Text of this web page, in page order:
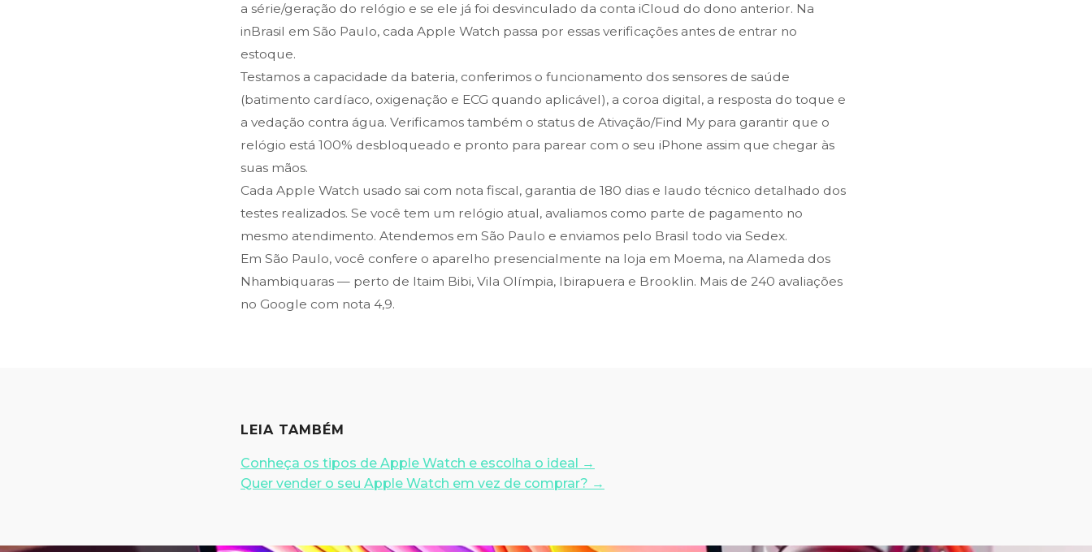
a série/geração do relógio e se ele já foi desvinculado da conta iCloud do dono anterior. Na
inBrasil em São Paulo, cada Apple Watch passa por essas verificações antes de entrar no
estoque.
Testamos a capacidade da bateria, conferimos o funcionamento dos sensores de saúde
(batimento cardíaco, oxigenação e ECG quando aplicável), a coroa digital, a resposta do toque e
a vedação contra água. Verificamos também o status de Ativação/Find My para garantir que o
relógio está 100% desbloqueado e pronto para parear com o seu iPhone assim que chegar às
suas mãos.
Cada Apple Watch usado sai com nota fiscal, garantia de 180 dias e laudo técnico detalhado dos
testes realizados. Se você tem um relógio atual, avaliamos como parte de pagamento no
mesmo atendimento. Atendemos em São Paulo e enviamos pelo Brasil todo via Sedex.
Em São Paulo, você confere o aparelho presencialmente na loja em Moema, na Alameda dos
Nhambiquaras — perto de Itaim Bibi, Vila Olímpia, Ibirapuera e Brooklin. Mais de 240 avaliações
no Google com nota 4,9.
LEIA TAMBÉM
Conheça os tipos de Apple Watch e escolha o ideal
→
Quer vender o seu Apple Watch em vez de comprar? →